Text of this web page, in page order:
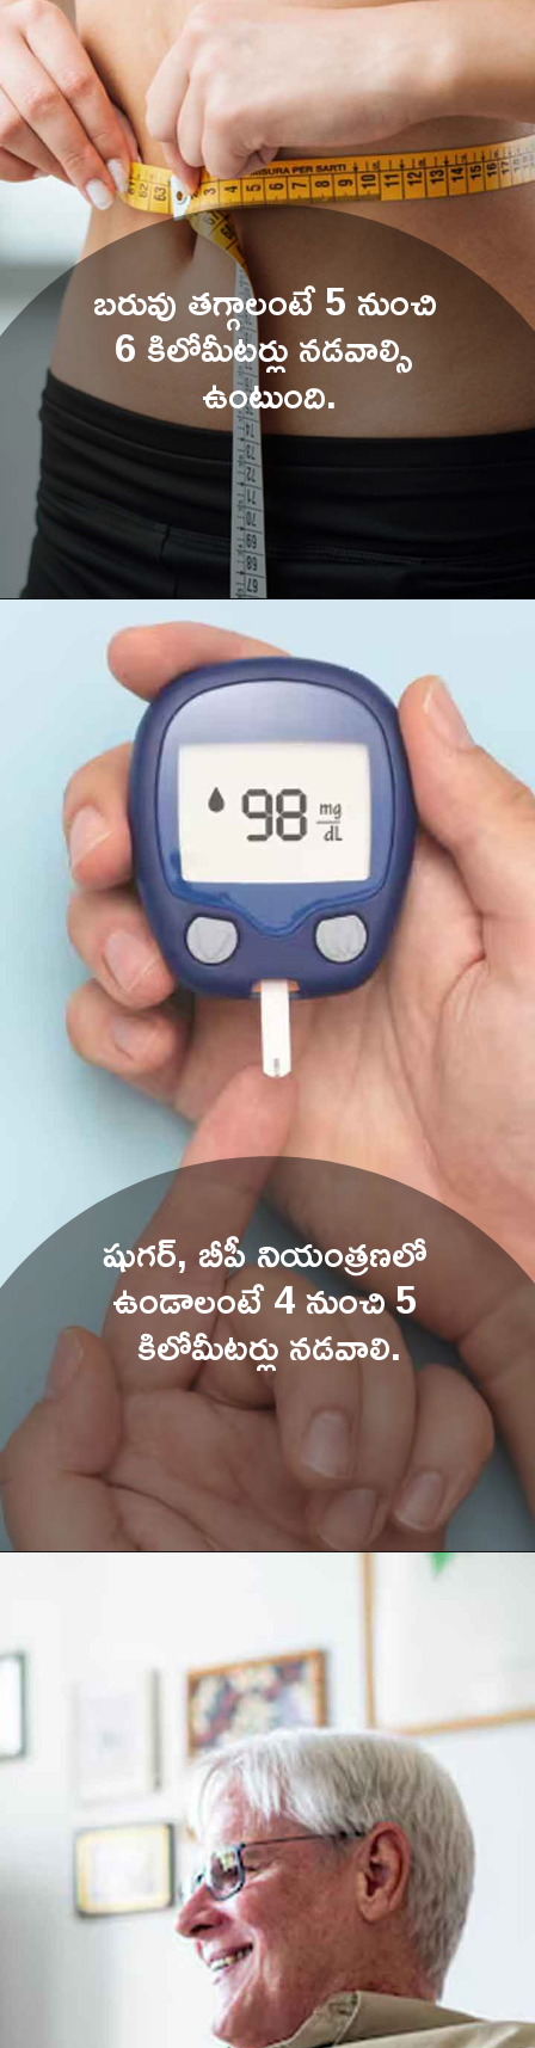
బరువు తగ్గాలంటే 5 నుంచి
6 కిలోమీటర్లు నడవాల్సి
ఉంటుంది.
షుగర్, బీపీ నియంత్రణలో
ఉండాలంటే 4 నుంచి 5
కిలోమీటర్లు నడవాలి.